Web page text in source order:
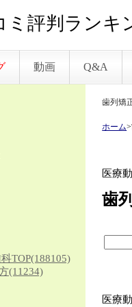
ミ評判ランキ
動画 Q&A
歯列矯
ホーム>
医療
歯
医療
TOP(188105)
(11234)